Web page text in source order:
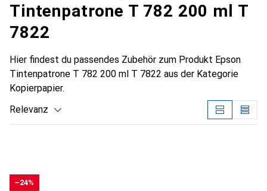
Tintenpatrone T 782 200 ml T
7822
Hier findest du passendes Zubehör zum Produkt Epson
Tintenpatrone T 782 200 ml T 7822 aus der Kategorie
Kopierpapier.
Relevanz
−24%